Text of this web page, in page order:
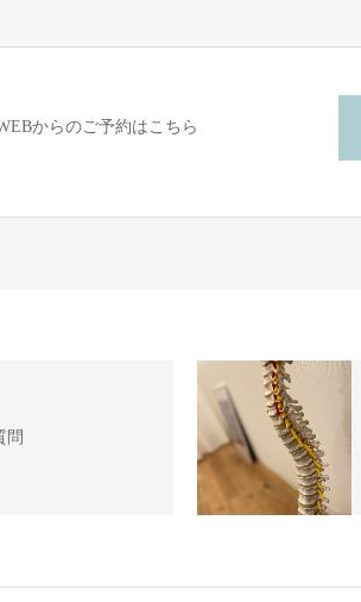
からのご予約はこちら
問